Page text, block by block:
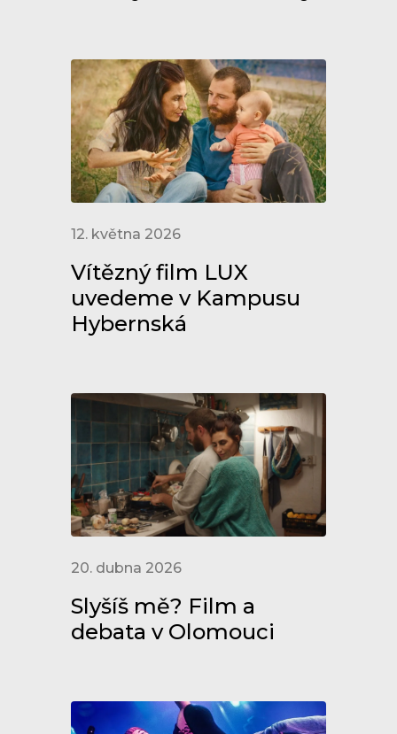
12. května 2026
Vítězný film LUX
uvedeme v Kampusu
Hybernská
20. dubna 2026
Slyšíš mě? Film a
debata v Olomouci